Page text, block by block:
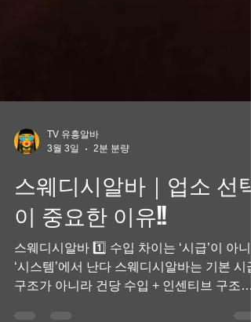
스웨디시알바｜업소 선택
이 중요한 이유!!
스웨디시알바 1️⃣ 수입 차이는 ‘시급’이 아니라
‘시스템’에서 난다 스웨디시알바는 기본 시